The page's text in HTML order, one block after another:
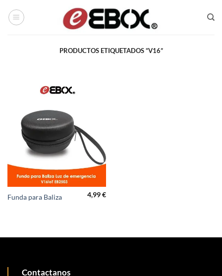
PRODUCTOS ETIQUETADOS “V16”
Funda para Baliza 4,99€
Contactanos